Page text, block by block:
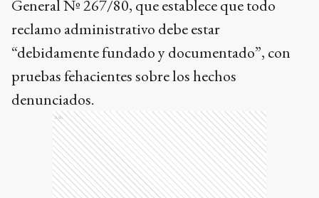
General Nº 267/80, que establece que todo
reclamo administrativo debe estar
“debidamente fundado y documentado”, con
pruebas fehacientes sobre los hechos
denunciados.
Ads